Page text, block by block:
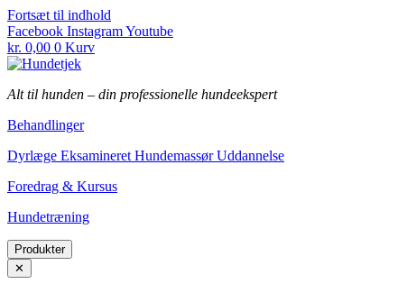
Fortsæt til indhold
Facebook InstagramYoutube
kr. 0,00 0 Kurv
Alt til hunden – din professionelle hundeekspert
Behandlinger
Dyrlæge Eksamineret Hundemassør Uddannelse
Foredrag & Kursus
Hundetræning
Produkter
✕